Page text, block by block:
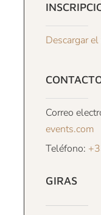
Descargar
Correo
events.com
Teléfono:
GIRAS